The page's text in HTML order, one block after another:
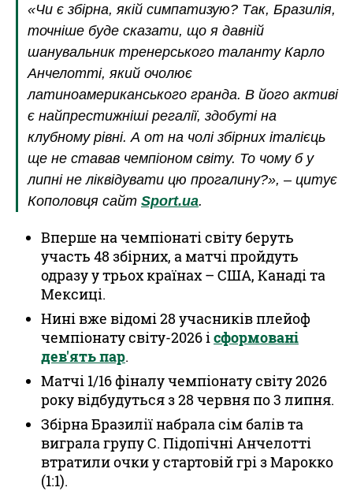
«Чи є збірна, якій симпатизую? Так, Бразилія,
точніше буде сказати, що я давній
шанувальник тренерського таланту Карло
Анчелотті, який очолює
латиноамериканського гранда. В його активі
є найпрестижніші регалії, здобуті на
клубному рівні. А от на чолі збірних італієць
ще не ставав чемпіоном світу. То чому б у
липні не ліквідувати цю прогалину?», – цитує
Кополовця сайт Sport.ua.
Вперше на чемпіонаті світу беруть
участь 48 збірних, а матчі пройдуть
одразу у трьох країнах – США, Канаді та
Мексиці.
Нині вже відомі 28 учасників плейоф
чемпіонату світу-2026 ісформовані
дев'ять пар.
Матчі 1/16 фіналу чемпіонату світу 2026
року відбудуться з 28 червня по 3 липня.
Збірна Бразилії набрала сім балів та
виграла групу С. Підопічні Анчелотті
втратили очки у стартовій грі з Марокко
(1:1).